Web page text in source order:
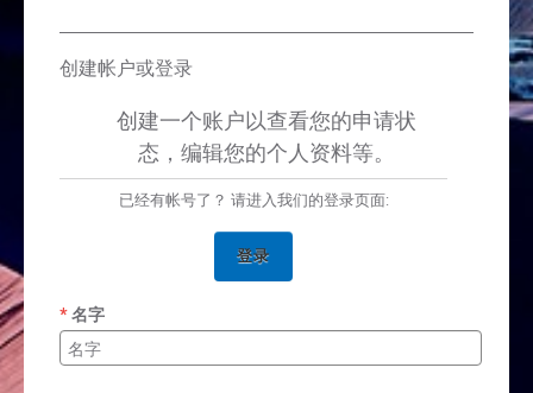
创建帐户或登录
创建一个账户以查看您的申请状
态，编辑您的个人资料等。
已经有帐号了？ 请进入我们的登录页面:
登录
名字